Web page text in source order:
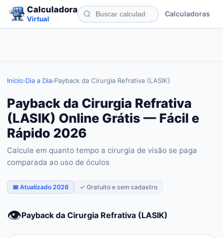
Calculadora
Virtual
Calculadoras
Início›Dia a Dia›Payback da Cirurgia Refrativa (LASIK)
Payback da Cirurgia Refrativa
(LASIK) Online Grátis — Fácil e
Rápido 2026
Calcule em quanto tempo a cirurgia de visão se paga
comparada ao uso de óculos
📅 Atualizado 2026 ✓ Gratuito e sem cadastro
👁️Payback da Cirurgia Refrativa (LASIK)